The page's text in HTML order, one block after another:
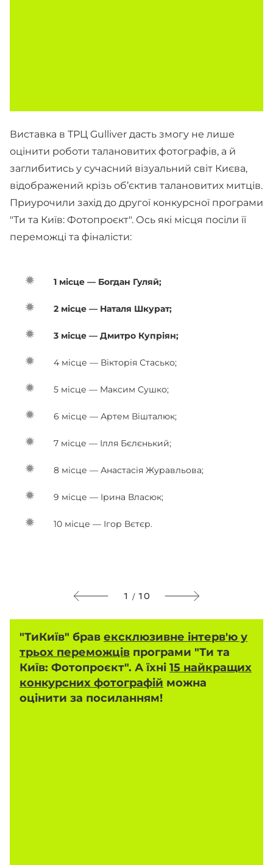
Виставка в ТРЦ Gulliver дасть змогу не лише
оцінити роботи талановитих фотографів, а й
заглибитись у сучасний візуальний світ Києва,
відображений крізь об’єктив талановитих митців.
Приурочили захід до другої конкурсної програми
"Ти та Київ: Фотопроєкт". Ось які місця посіли її
переможці та фіналісти:
1 місце — Богдан Гуляй;
2 місце — Наталя Шкурат;
3 місце — Дмитро Купріян;
4 місце — Вікторія Стасько;
5 місце — Максим Сушко;
6 місце — Артем Вішталюк;
7 місце — Ілля Бєлєнький;
8 місце — Анастасія Журавльова;
9 місце — Ірина Власюк;
10 місце — Ігор Вєтєр.
1 / 10
"ТиКиїв" брав ексклюзивне інтерв'ю у
трьох переможців програми "Ти та
Київ: Фотопроєкт". А їхні 15 найкращих
конкурсних фотографій можна
оцінити за посиланням!